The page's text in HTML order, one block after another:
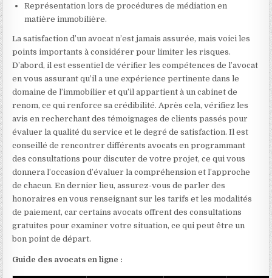
Représentation lors de procédures de médiation en
matière immobilière.
La satisfaction d’un avocat n’est jamais assurée, mais voici les
points importants à considérer pour limiter les risques.
D’abord, il est essentiel de vérifier les compétences de l’avocat
en vous assurant qu’il a une expérience pertinente dans le
domaine de l’immobilier et qu’il appartient à un cabinet de
renom, ce qui renforce sa crédibilité. Après cela, vérifiez les
avis en recherchant des témoignages de clients passés pour
évaluer la qualité du service et le degré de satisfaction. Il est
conseillé de rencontrer différents avocats en programmant
des consultations pour discuter de votre projet, ce qui vous
donnera l’occasion d’évaluer la compréhension et l’approche
de chacun. En dernier lieu, assurez-vous de parler des
honoraires en vous renseignant sur les tarifs et les modalités
de paiement, car certains avocats offrent des consultations
gratuites pour examiner votre situation, ce qui peut être un
bon point de départ.
Guide des avocats en ligne :